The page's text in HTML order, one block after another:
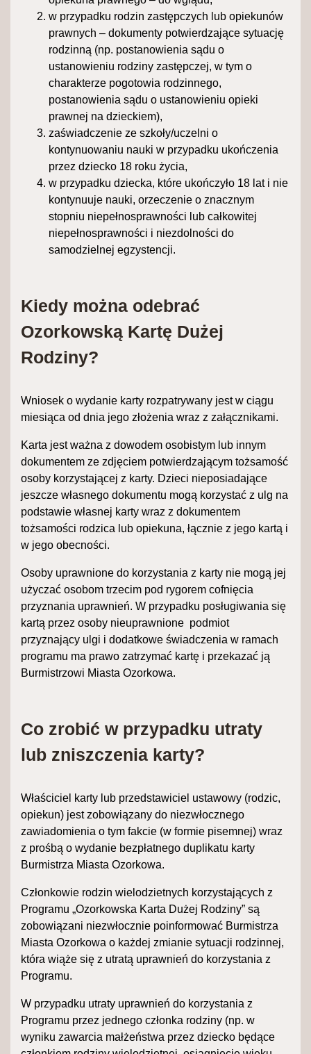
w przypadku rodzin zastępczych lub opiekunów
prawnych – dokumenty potwierdzające sytuację
rodzinną (np. postanowienia sądu o
ustanowieniu rodziny zastępczej, w tym o
charakterze pogotowia rodzinnego,
postanowienia sądu o ustanowieniu opieki
prawnej na dzieckiem),
zaświadczenie ze szkoły/uczelni o
kontynuowaniu nauki w przypadku ukończenia
przez dziecko 18 roku życia,
w przypadku dziecka, które ukończyło 18 lat i nie
kontynuuje nauki, orzeczenie o znacznym
stopniu niepełnosprawności lub całkowitej
niepełnosprawności i niezdolności do
samodzielnej egzystencji.
Kiedy można odebrać
Ozorkowską Kartę Dużej
Rodziny?
Wniosek o wydanie karty rozpatrywany jest w ciągu
miesiąca od dnia jego złożenia wraz z załącznikami.
Karta jest ważna z dowodem osobistym lub innym
dokumentem ze zdjęciem potwierdzającym tożsamość
osoby korzystającej z karty. Dzieci nieposiadające
jeszcze własnego dokumentu mogą korzystać z ulg na
podstawie własnej karty wraz z dokumentem
tożsamości rodzica lub opiekuna, łącznie z jego kartą i
w jego obecności.
Osoby uprawnione do korzystania z karty nie mogą jej
użyczać osobom trzecim pod rygorem cofnięcia
przyznania uprawnień. W przypadku posługiwania się
kartą przez osoby nieuprawnione podmiot
przyznający ulgi i dodatkowe świadczenia w ramach
programu ma prawo zatrzymać kartę i przekazać ją
Burmistrzowi Miasta Ozorkowa.
Co zrobić w przypadku utraty
lub zniszczenia karty?
Właściciel karty lub przedstawiciel ustawowy (rodzic,
opiekun) jest zobowiązany do niezwłocznego
zawiadomienia o tym fakcie (w formie pisemnej) wraz
z prośbą o wydanie bezpłatnego duplikatu karty
Burmistrza Miasta Ozorkowa.
Członkowie rodzin wielodzietnych korzystających z
Programu „Ozorkowska Karta Dużej Rodziny” są
zobowiązani niezwłocznie poinformować Burmistrza
Miasta Ozorkowa o każdej zmianie sytuacji rodzinnej,
która wiąże się z utratą uprawnień do korzystania z
Programu.
W przypadku utraty uprawnień do korzystania z
Programu przez jednego członka rodziny (np. w
wyniku zawarcia małżeństwa przez dziecko będące